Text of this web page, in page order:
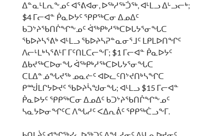
ᐃᓐᓇᒻᒪᕆᖕᓄᑦ ᐊᕐᕕᐊᓂ, ᐅᖅᓱᖅᑑᖅ, ᐊᒻᒪᓗ ᐃᒡᓗᓕᒃ;
$4 ᒥᓕᐊᓐ ᑮᓇᐅᔭᑦ ᕿᑭᖅᑕᓂ ᐃᓄᐃᑦ
ᑲᑐᔾᔨᖃᑎᒌᖏᖕᓄᑦ ᐋᖅᑭᒃᓱᖅᑕᐅᒐᔭᕐᓂᖓᑕ
ᖃᐅᔨᓴᕐᕕᒃ ᐊᒻᒪᓗ ᖃᐅᔨᓴᕈᓐᓇᓂᕐᒧᑦ ᒪᑭᒪᐅᑎᖏᑦ
ᐱᓕᒻᒪᒃᓴᕐᕕᒻᒥ ᒥᑦᑎᒪᑕᓕᖕᒥ; $1 ᒥᓕᐊᓐ ᑮᓇᐅᔭᑦ
ᐃᑲᔪᖅᑕᐅᓂᖓ ᐋᖅᑭᒃᓱᖅᑕᐅᒐᔭᕐᓂᖓᑕ
ᑕᒪᐃᓐᓅᖓᔪᖅ ᓄᓇᓖᑦ ᐊᐅᓚᑦᑎᔾᔪᑎᒃᓴᖏᑕ
ᑭᙴᒪᒋᔭᐅᔪᑦ ᖃᐅᔨᓵᖑᓂᖓ; ᐊᒻᒪᓗ $15 ᒥᓕᐊᓐ
ᑮᓇᐅᔭᑦ ᕿᑭᖅᑕᓂ ᐃᓄᐃᑦ ᑲᑐᔾᔨᖃᑎᒌᖏᖕᓄᑦ
ᓴᓇᔭᐅᓂᖏᑦᑕ ᐱᖓᓱᑦ ᐸᐃᕆᕖᑦ ᕿᑭᖅᑖᓗᖕᒥ.